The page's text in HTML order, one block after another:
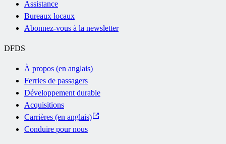
Assistance
Bureaux locaux
Abonnez-vous à la newsletter
DFDS
À propos (en anglais)
Ferries de passagers
Développement durable
Acquisitions
Carrières (en anglais)
Conduire pour nous